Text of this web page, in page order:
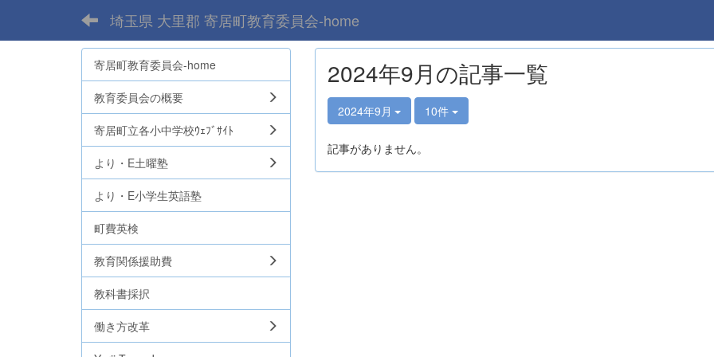
埼玉県 大里郡 寄居町教育委員会-home
2024年9月の記事一覧
2024年9月 10件
記事がありません。
寄居町教育委員会-home
教育委員会の概要
寄居町立各小中学校ｳｪﾌﾞｻｲﾄ
より・E土曜塾
より・E小学生英語塾
町費英検
教育関係援助費
教科書採択
働き方改革